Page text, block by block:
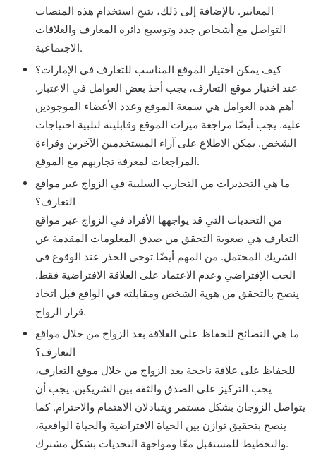
المعايير. بالإضافة إلى ذلك، يتيح استخدام هذه المنصات
التواصل مع أشخاص جدد وتوسيع دائرة المعارف والعلاقات
الاجتماعية.
كيف يمكن اختيار الموقع المناسب للتعارف في الإمارات؟
عند اختيار موقع التعارف، يجب أخذ بعض العوامل في الاعتبار.
أهم هذه العوامل هي سمعة الموقع وعدد الأعضاء الموجودين
عليه. يجب أيضًا مراجعة ميزات الموقع وقابليته لتلبية احتياجات
الشخص. يمكن الاطلاع على آراء المستخدمين الآخرين وقراءة
المراجعات لمعرفة تجاربهم مع الموقع.
ما هي التحذيرات من التجارب السلبية في الزواج عبر مواقع
التعارف؟
من التحديات التي قد يواجهها الأفراد في الزواج عبر مواقع
التعارف هي صعوبة التحقق من صدق المعلومات المقدمة عن
الشريك المحتمل. من المهم أيضًا توخي الحذر عند الوقوع في
الحب الإفتراضي وعدم الاعتماد على العلاقة الافتراضية فقط.
ينصح بالتحقق من هوية الشخص ومقابلته في الواقع قبل اتخاذ
قرار الزواج.
ما هي النصائح للحفاظ على العلاقة بعد الزواج من خلال مواقع
التعارف؟
للحفاظ على علاقة ناجحة بعد الزواج من خلال موقع التعارف،
يجب التركيز على الصدق والثقة بين الشريكين. يجب أن
يتواصل الزوجان بشكل مستمر ويتبادلان الاهتمام والاحترام. كما
ينصح بتحقيق توازن بين الحياة الافتراضية والحياة الواقعية،
والتخطيط للمستقبل معًا ومواجهة التحديات بشكل مشترك.